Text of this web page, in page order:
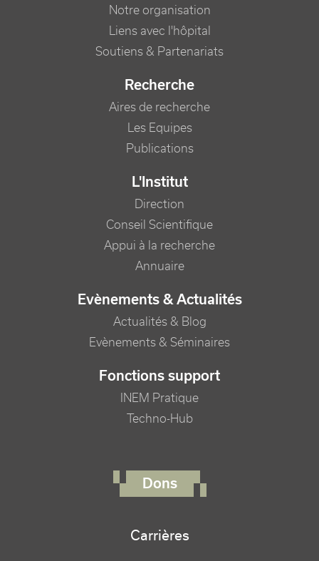
Notre organisation
Liens avec l'hôpital
Soutiens & Partenariats
Recherche
Aires de recherche
Les Equipes
Publications
L'Institut
Direction
Conseil Scientifique
Appui à la recherche
Annuaire
Evènements & Actualités
Actualités & Blog
Evènements & Séminaires
Fonctions support
INEM Pratique
Techno-Hub
Dons
Carrières